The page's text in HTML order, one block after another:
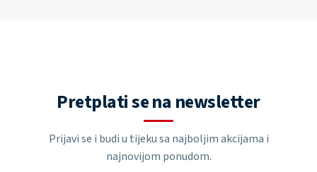
Pretplati se na newsletter
Prijavi se i budi u tijeku sa najboljim akcijama i
najnovijom ponudom.